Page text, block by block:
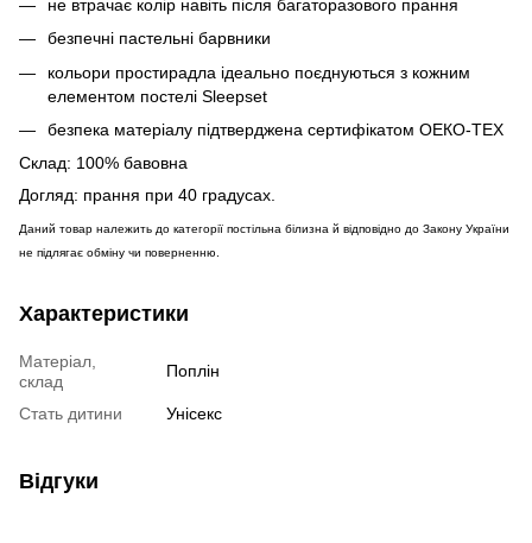
не втрачає колір навіть після багаторазового прання
безпечні пастельні барвники
кольори простирадла ідеально поєднуються з кожним
елементом постелі Sleepset
безпека матеріалу підтверджена сертифікатом OЕКО-ТЕХ
Склад: 100% бавовна
Догляд: прання при 40 градусах.
Даний товар належить до категорії постільна білизна й відповідно до Закону України
не підлягає обміну чи поверненню.
Характеристики
Матеріал,
склад
Поплін
Стать дитини Унісекс
Відгуки